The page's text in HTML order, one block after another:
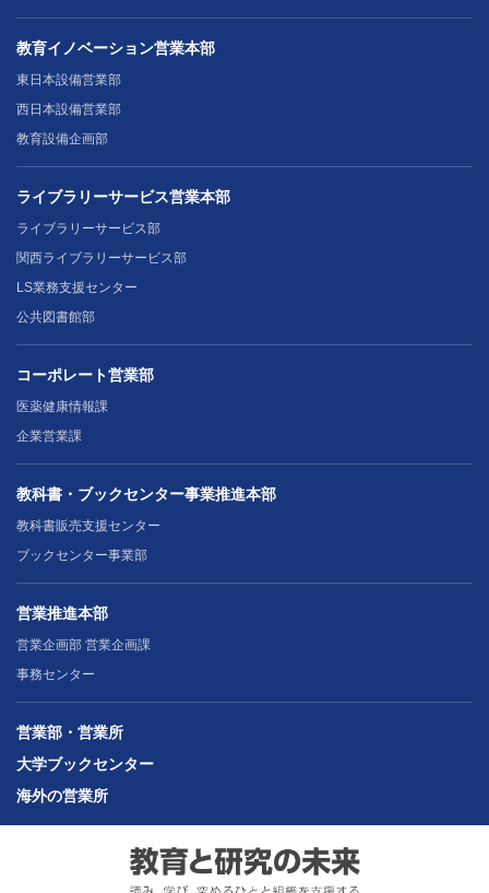
教育イノベーション営業本部
東日本設備営業部
西日本設備営業部
教育設備企画部
ライブラリーサービス営業本部
ライブラリーサービス部
関西ライブラリーサービス部
LS業務支援センター
公共図書館部
コーポレート営業部
医薬健康情報課
企業営業課
教科書・ブックセンター事業推進本部
教科書販売支援センター
ブックセンター事業部
営業推進本部
営業企画部 営業企画課
事務センター
営業部・営業所
大学ブックセンター
海外の営業所